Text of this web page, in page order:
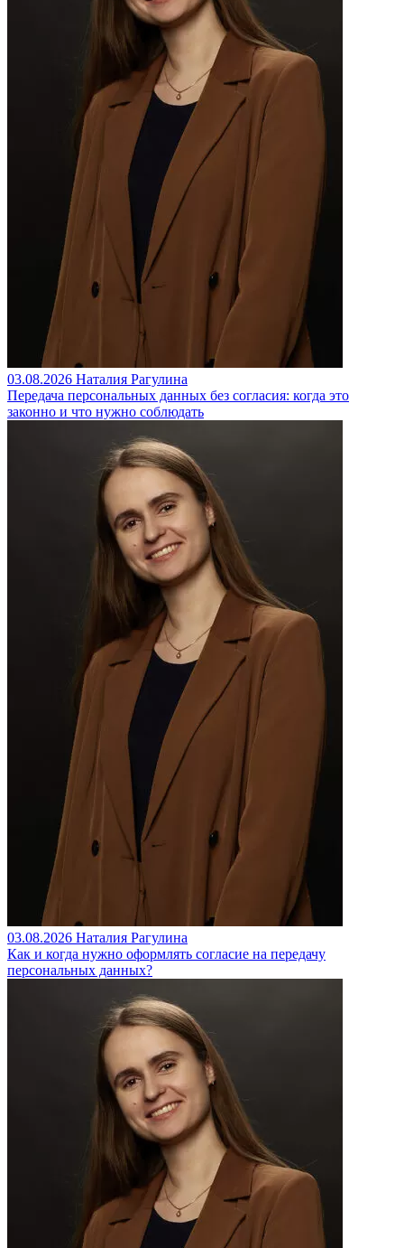
03.08.2026 Наталия Рагулина
Передача персональных данных без согласия: когда это
законно и что нужно соблюдать
03.08.2026 Наталия Рагулина
Как и когда нужно оформлять согласие на передачу
персональных данных?